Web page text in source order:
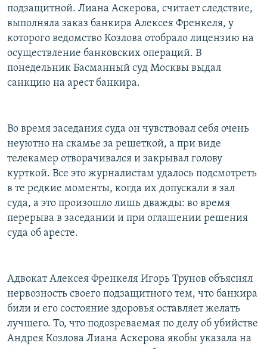
подзащитной. Лиана Аскерова, считает следствие,
выполняла заказ банкира Алексея Френкеля, у
которого ведомство Козлова отобрало лицензию на
осуществление банковских операций. В
понедельник Басманный суд Москвы выдал
санкцию на арест банкира.
Во время заседания суда он чувствовал себя очень
неуютно на скамье за решеткой, а при виде
телекамер отворачивался и закрывал голову
курткой. Все это журналистам удалось подсмотреть
в те редкие моменты, когда их допускали в зал
суда, а это произошло лишь дважды: во время
перерыва в заседании и при оглашении решения
суда об аресте.
Адвокат Алексея Френкеля Игорь Трунов объяснял
нервозность своего подзащитного тем, что банкира
били и его состояние здоровья оставляет желать
лучшего. То, что подозреваемая по делу об убийстве
Андрея Козлова Лиана Аскерова якобы указала на